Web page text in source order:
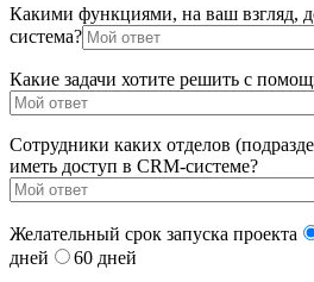
Какими функциями, на ваш взгляд,
система?
Какие задачи хотите решить с
Сотрудники каких отделов
иметь доступ в CRM-системе?
Желательный срок запуска проекта
дней
60 дней